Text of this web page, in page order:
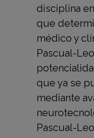
disciplina
que
médico y
Pascual-
que ya se
mediante
Pascual-